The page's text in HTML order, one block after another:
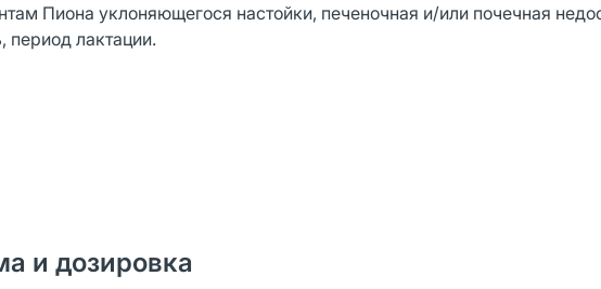
Пиона уклоняющегося настойки, печеночная и/или почечная
период лактации.
и дозировка